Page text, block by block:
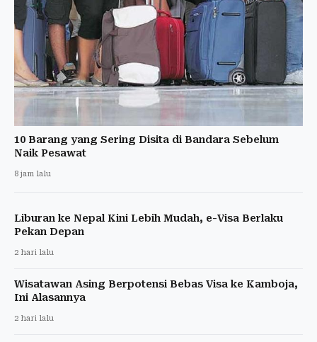
10 Barang yang Sering Disita di Bandara Sebelum
Naik Pesawat
8 jam lalu
Liburan ke Nepal Kini Lebih Mudah, e-Visa Berlaku
Pekan Depan
2 hari lalu
Wisatawan Asing Berpotensi Bebas Visa ke Kamboja,
Ini Alasannya
2 hari lalu